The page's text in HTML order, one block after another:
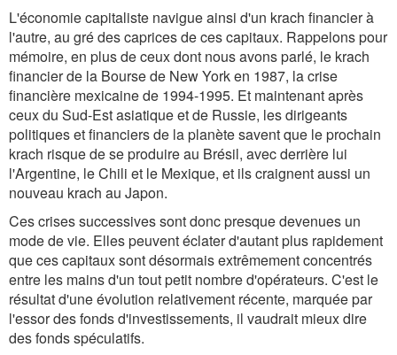
L'économie capitaliste navigue ainsi d'un krach financier à
l'autre, au gré des caprices de ces capitaux. Rappelons pour
mémoire, en plus de ceux dont nous avons parlé, le krach
financier de la Bourse de New York en 1987, la crise
financière mexicaine de 1994-1995. Et maintenant après
ceux du Sud-Est asiatique et de Russie, les dirigeants
politiques et financiers de la planète savent que le prochain
krach risque de se produire au Brésil, avec derrière lui
l'Argentine, le Chili et le Mexique, et ils craignent aussi un
nouveau krach au Japon.
Ces crises successives sont donc presque devenues un
mode de vie. Elles peuvent éclater d'autant plus rapidement
que ces capitaux sont désormais extrêmement concentrés
entre les mains d'un tout petit nombre d'opérateurs. C'est le
résultat d'une évolution relativement récente, marquée par
l'essor des fonds d'investissements, il vaudrait mieux dire
des fonds spéculatifs.